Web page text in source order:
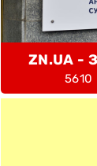
ZN.UA -
5610